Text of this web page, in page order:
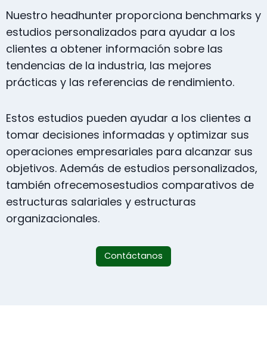
Nuestro headhunter proporciona benchmarks y
estudios personalizados para ayudar a los
clientes a obtener información sobre las
tendencias de la industria, las mejores
prácticas y las referencias de rendimiento.
Estos estudios pueden ayudar a los clientes a
tomar decisiones informadas y optimizar sus
operaciones empresariales para alcanzar sus
objetivos. Además de estudios personalizados,
también ofrecemosestudios comparativos de
estructuras salariales y estructuras
organizacionales.
Contáctanos